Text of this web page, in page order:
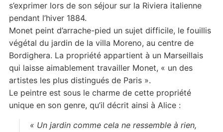
s’exprimer lors de son séjour sur la Riviera italienne
pendant l’hiver 1884.
Monet peint d’arrache-pied un sujet difficile, le fouillis
végétal du jardin de la villa Moreno, au centre de
Bordighera. La propriété appartient à un Marseillais
qui laisse aimablement travailler Monet, « un des
artistes les plus distingués de Paris ».
Le peintre est sous le charme de cette propriété
unique en son genre, qu’il décrit ainsi à Alice :
« Un jardin comme cela ne ressemble à rien,